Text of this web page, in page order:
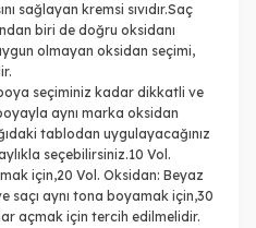
sağlayan kremsi sıvıdır.Saç
biri de doğru oksidanı
olmayan oksidan seçimi,
seçiminiz kadar dikkatli ve
aynı marka oksidan
tablodan uygulayacağınız
seçebilirsiniz.10 Vol.
için,20 Vol. Oksidan: Beyaz
saçı aynı tona boyamak için,30
açmak için tercih edilmelidir.